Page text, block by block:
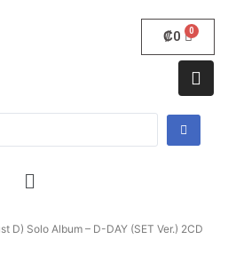
₡0
D) Solo Album – D-DAY (SET Ver.) 2CD